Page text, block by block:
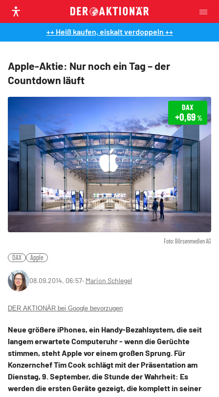
++ Heiß kaufen, eiskalt verdoppeln ++
Apple-Aktie: Nur noch ein Tag – der
Countdown läuft
Foto: Börsenmedien AG
DAX
+0,69%
DAX Apple
08.09.2014, 06:57‧ Marion Schlegel
DER AKTIONÄR bei Google bevorzugen
Neue größere iPhones, ein Handy-Bezahlsystem, die seit
langem erwartete Computeruhr - wenn die Gerüchte
stimmen, steht Apple vor einem großen Sprung. Für
Konzernchef Tim Cook schlägt mit der Präsentation am
Dienstag, 9. September, die Stunde der Wahrheit: Es
werden die ersten Geräte gezeigt, die komplett in seiner